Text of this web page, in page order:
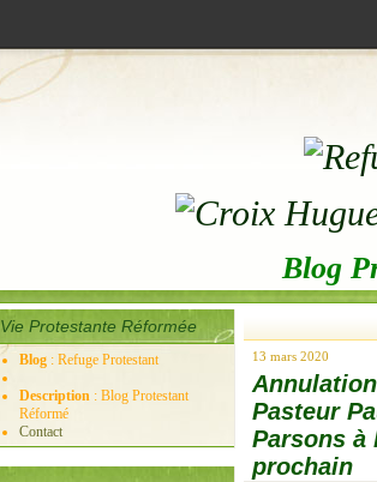
Blog
Vie Protestante Réformée
Blog : Refuge Protestant
Description : Blog Protestant
Réformé
Contact
13 mars 2020
Pasteur
Parsons à
prochain